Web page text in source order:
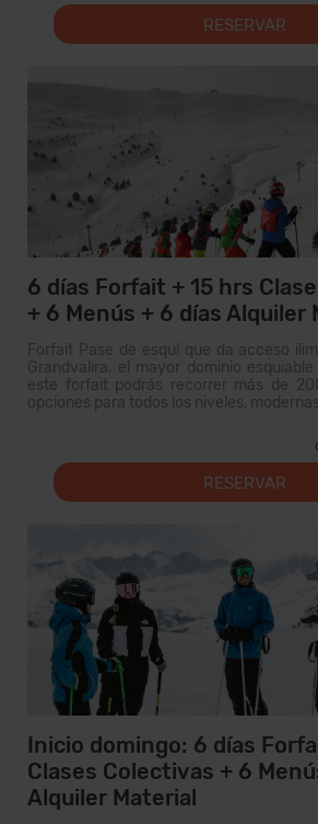
RESERVAR
6 días Forfait + 15 hrs
+ 6 Menús + 6 días Alquiler
Forfait Pase de esquí que da acceso
Grandvalira, el mayor dominio
este forfait podrás recorrer más de
opciones para todos los niveles,
RESERVAR
Inicio domingo: 6 días
Clases Colectivas + 6
Alquiler Material